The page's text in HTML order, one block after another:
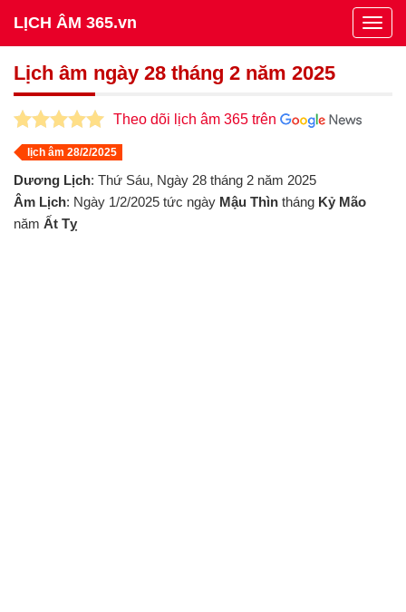
LỊCH ÂM 365.vn
Lịch âm ngày 28 tháng 2 năm 2025
Theo dõi lịch âm 365 trên
lịch âm 28/2/2025
Dương Lịch: Thứ Sáu, Ngày 28 tháng 2 năm 2025
Âm Lịch: Ngày 1/2/2025 tức ngày Mậu Thìn tháng Kỷ Mão
năm Ất Tỵ